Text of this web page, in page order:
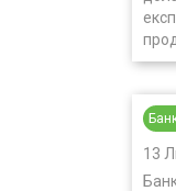
13